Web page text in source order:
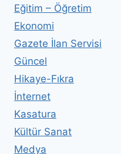
Eğitim – Öğretim
Ekonomi
Gazete İlan Servisi
Güncel
Hikaye-Fıkra
İnternet
Kasatura
Kültür Sanat
Medya